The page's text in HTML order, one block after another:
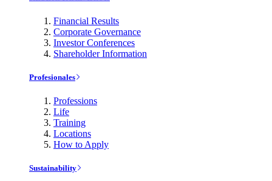
Financial Results
Corporate Governance
Investor Conferences
Shareholder Information
Profesionales
Professions
Life
Training
Locations
How to Apply
Sustainability